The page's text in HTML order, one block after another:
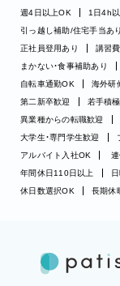
週4日以上OK
1日4h
引っ越し補助/住宅手当あり
正社員登用あり
講習
まかない・食事補助あり
自転車通勤OK
海外研
第二新卒歓迎
若手積
異業種からの転職歓迎
大学生・専門学生歓迎
アルバイト入社OK
年間休日110日以上
休日数選択OK
長期休